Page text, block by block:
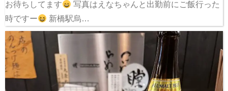
お待ちしてます
写真はえなちゃんと出勤前にご飯行った
時ですー
新橋駅烏…